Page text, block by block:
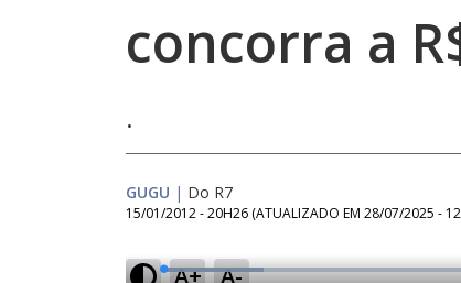
concorra a
.
GUGU | Do R7
15/01/2012 - 20H26 (ATUALIZADO EM 28/07/2025 -
A+ A-
L